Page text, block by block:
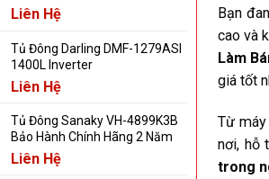
Liên Hệ
Tủ Đông Darling DMF-1279ASI
1400L Inverter
Liên Hệ
Tủ Đông Sanaky VH-4899K3B
Bảo Hành Chính Hãng 2 Năm
Liên Hệ
Bạn
cao và
Làm
giá tốt
Từ
nơi, hỗ
trong